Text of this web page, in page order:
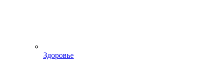
Здоровье